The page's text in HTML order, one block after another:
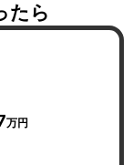
たら
万円